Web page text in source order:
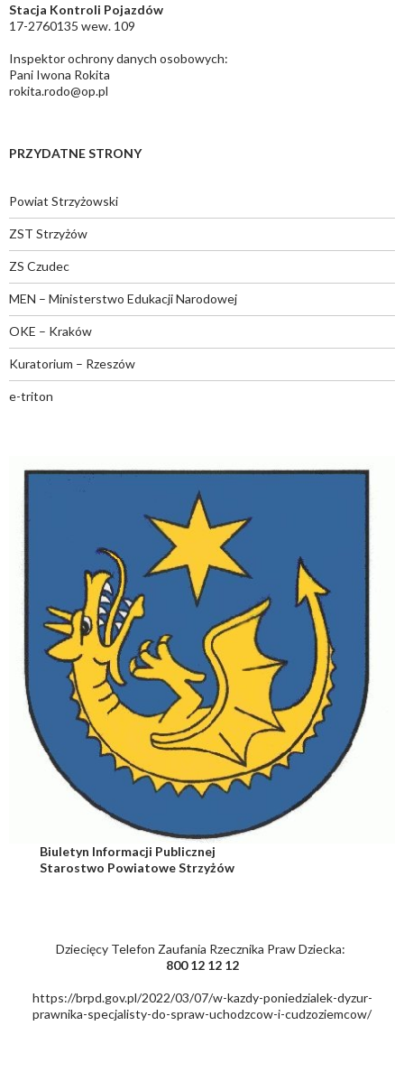
Stacja Kontroli Pojazdów
17-2760135 wew. 109
Inspektor ochrony danych osobowych:
Pani Iwona Rokita
rokita.rodo@op.pl
PRZYDATNE STRONY
Powiat Strzyżowski
ZST Strzyżów
ZS Czudec
MEN – Ministerstwo Edukacji Narodowej
OKE – Kraków
Kuratorium – Rzeszów
e-triton
Biuletyn Informacji Publicznej
Starostwo Powiatowe Strzyżów
Dziecięcy Telefon Zaufania Rzecznika Praw Dziecka:
800 12 12 12
https://brpd.gov.pl/2022/03/07/w-kazdy-poniedzialek-dyzur-
prawnika-specjalisty-do-spraw-uchodzcow-i-cudzoziemcow/